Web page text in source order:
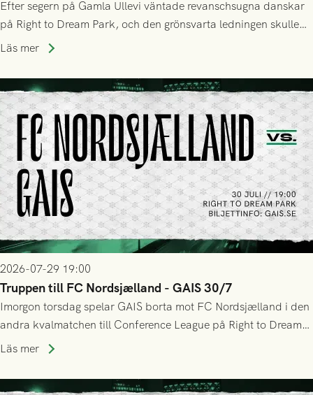
Efter segern på Gamla Ullevi väntade revanschsugna danskar
på Right to Dream Park, och den grönsvarta ledningen skulle
upphöra efter mindre än kvarten spelad. På lika mark visade
tennissiffror och det grönsvarta europaäventyret tog slut.
Läs mer
2026-07-29 19:00
Truppen till FC Nordsjælland - GAIS 30/7
Imorgon torsdag spelar GAIS borta mot FC Nordsjælland i den
andra kvalmatchen till Conference League på Right to Dream
Park! Fredrik Holmberg och ledarstaben har tagit ut följande
Läs mer